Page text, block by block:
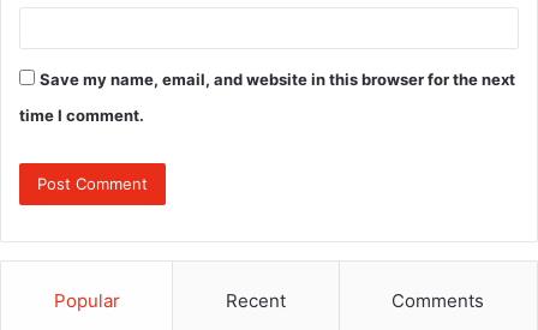
Save my name, email, and website in this browser for the next
time I comment.
Popular Recent Comments